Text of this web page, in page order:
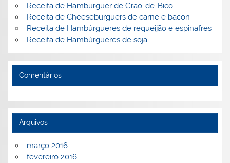
Receita de Hamburguer de Grão-de-Bico
Receita de Cheeseburguers de carne e bacon
Receita de Hambúrgueres de requeijão e espinafres
Receita de Hambúrgueres de soja
Comentários
Arquivos
março 2016
fevereiro 2016